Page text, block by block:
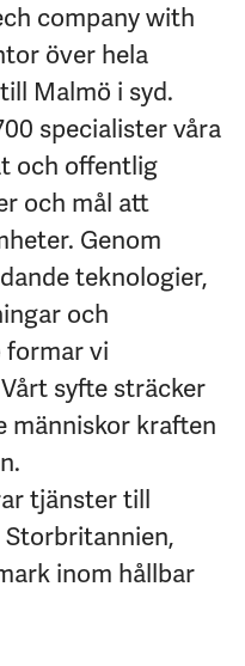
company with
över hela
Malmö i syd.
specialister våra
och offentlig
och mål att
Genom
teknologier,
och
formar vi
syfte sträcker
människor kraften
tjänster till
Storbritannien,
inom hållbar